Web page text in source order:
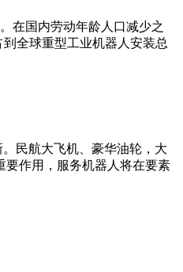
在国内劳动年龄人口减少之
全球重型工业机器人安装总
民航大飞机、豪华油轮，大
要作用，服务机器人将在要素